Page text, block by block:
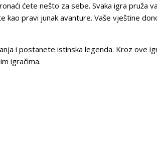
ćete nešto za sebe. Svaka igra pruža
pravi junak avanture. Vaše vještine
i postanete istinska legenda. Kroz ove
igračima.